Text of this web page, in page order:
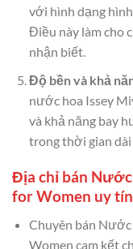
với hình dạng
Điều này làm cho
nhận biết.
Độ bền và khả
nước hoa Issey
và khả năng bay
trong thời gian dài
Địa chỉ bán Nước
for Women uy
Chuyên bán Nước
Women cam kết